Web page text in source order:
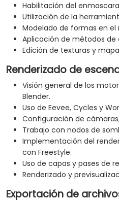
Habilitación del
Utilización de la
Modelado de formas en el
Aplicación de métodos
Edición de texturas y
Renderizado de
Visión general de los
Blender.
Uso de Eevee, Cycles y
Configuración de
Trabajo con nodos de
Implementación del
con Freestyle.
Uso de capas y pases de
Renderizado y
Exportación de